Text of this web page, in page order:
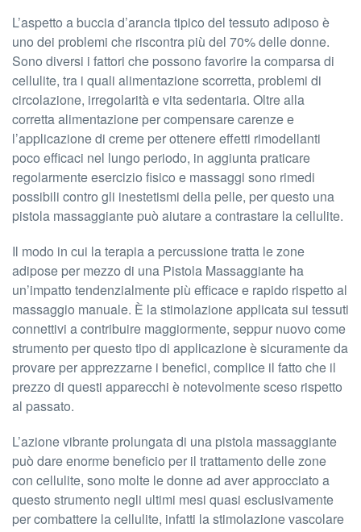
L’aspetto a buccia d’arancia tipico del tessuto adiposo è
uno dei problemi che riscontra più del 70% delle donne.
Sono diversi i fattori che possono favorire la comparsa di
cellulite, tra i quali alimentazione scorretta, problemi di
circolazione, irregolarità e vita sedentaria. Oltre alla
corretta alimentazione per compensare carenze e
l’applicazione di creme per ottenere effetti rimodellanti
poco efficaci nel lungo periodo, in aggiunta praticare
regolarmente esercizio fisico e massaggi sono rimedi
possibili contro gli inestetismi della pelle, per questo una
pistola massaggiante può aiutare a contrastare la cellulite.
Il modo in cui la terapia a percussione tratta le zone
adipose per mezzo di una Pistola Massaggiante ha
un’impatto tendenzialmente più efficace e rapido rispetto al
massaggio manuale. È la stimolazione applicata sui tessuti
connettivi a contribuire maggiormente, seppur nuovo come
strumento per questo tipo di applicazione è sicuramente da
provare per apprezzarne i benefici, complice il fatto che il
prezzo di questi apparecchi è notevolmente sceso rispetto
al passato.
L’azione vibrante prolungata di una pistola massaggiante
può dare enorme beneficio per il trattamento delle zone
con cellulite, sono molte le donne ad aver approcciato a
questo strumento negli ultimi mesi quasi esclusivamente
per combattere la cellulite, infatti la stimolazione vascolare